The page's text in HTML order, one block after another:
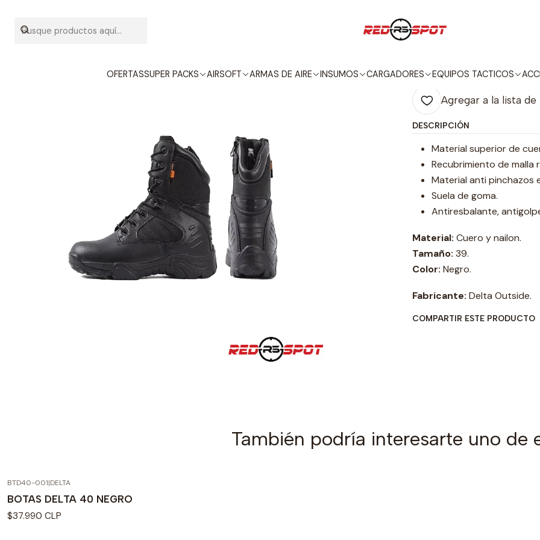
OFERTASSUPER PACKS AIRSOFT ARMAS DE AIRE INSUMOS CARGADORES EQUIPOS TACTICOS
BOTAS
Agregar a la lista
DESCRIPCIÓN
Material superior de
Recubrimiento de malla
Material anti pinchazos
Suela de goma.
Antiresbalante,
Material: Cuero y nailon.
Tamaño: 39.
Color: Negro.
Fabricante: Delta Outside.
COMPARTIR ESTE PRODUCTO
También podría interesarte uno de
BTD40-001|DELTA
BOTAS DELTA 40 NEGRO
$37.990 CLP